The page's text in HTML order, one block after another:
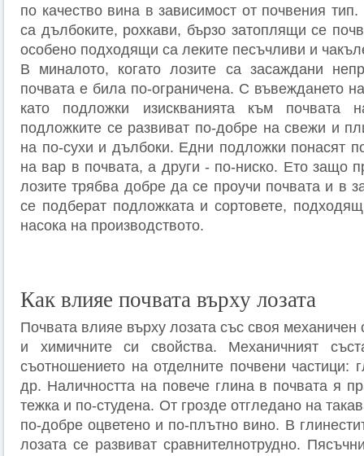
по качество вина в зависимост от почвения
са дълбоките, рохкави, бързо затоплящи се
особено подходящи са леките песъчливи и
В миналото, когато лозите са засаждани
почвата е била по-ограничена. С въвеждането
като подложки изискванията към почвата
подложките се развиват по-добре на свежи и
на по-сухи и дълбоки. Едни подложки понасят
на вар в почвата, а други - по-ниско. Ето защо
лозите трябва добре да се проучи почвата и в
се подберат подложката и сортовете,
насока на производството.
Как влияе почвата върху лозата
Почвата влияе върху лозата със своя механичен
и химичните си свойства. Механичният
съотношението на отделните почвени частици:
др. Наличността на повече глина в почвата я
тежка и по-студена. От грозде отгледано на
по-добре оцветено и по-плътно вино. В
лозата се развиват сравнителнотрудно.